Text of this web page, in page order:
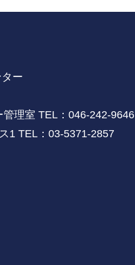
ー
理室 TEL：046-242-9646
1 TEL：03-5371-2857